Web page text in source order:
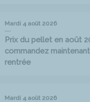
Mardi 4 août 2026
Prix du pellet en août
commandez
rentrée
Mardi 4 août 2026